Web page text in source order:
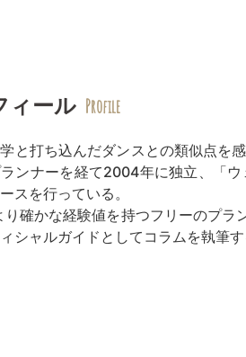
ィール Profile
と打ち込んだダンスとの類似点を
ンナーを経て2004年に独立、「
スを行っている。
り確かな経験値を持つフリーのプ
シャルガイドとしてコラムを執筆